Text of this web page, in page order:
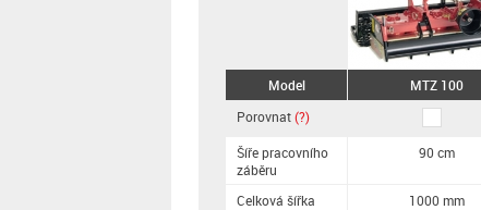
Model
Porovnat(?)
Šíře pracovního
záběru
Celková šířka
MTZ 100
90 cm
1000 mm